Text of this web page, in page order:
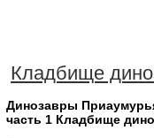
Кладбище
Динозавры
часть 1 Кладбище